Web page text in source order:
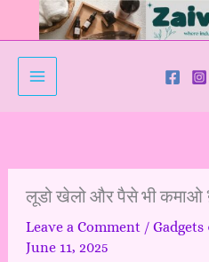
लूडो खेलो और पैसे भी
Leave a Comment /
June 11, 2025